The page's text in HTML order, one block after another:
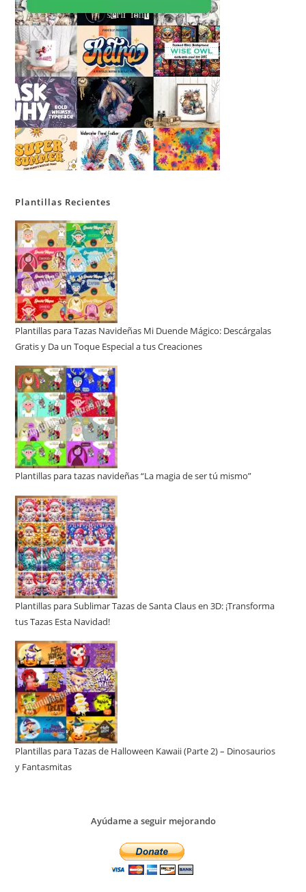
Plantillas Recientes
Plantillas para Tazas Navideñas Mi Duende Mágico: Descárgalas
Gratis y Da un Toque Especial a tus Creaciones
Plantillas para tazas navideñas “La magia de ser tú mismo”
Plantillas para Sublimar Tazas de Santa Claus en 3D: ¡Transforma
tus Tazas Esta Navidad!
Plantillas para Tazas de Halloween Kawaii (Parte 2) – Dinosaurios
y Fantasmitas
Ayúdame a seguir mejorando